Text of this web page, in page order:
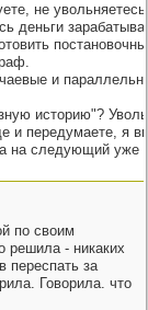
не
деньги
и
историю"?
и передумаете, я
на следующий уже
по своим
решила - никаких
переспать за
Говорила. что